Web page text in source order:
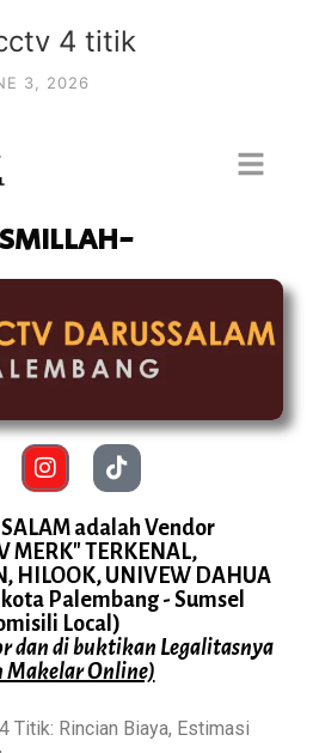
4 titik
3, 2026
adalah Vendor
MERK" TERKENAL,
HILOOK, UNIVEW DAHUA
Palembang - Sumsel
Local)
dan di buktikan Legalitasnya
Makelar Online)
Titik: Rincian Biaya, Estimasi